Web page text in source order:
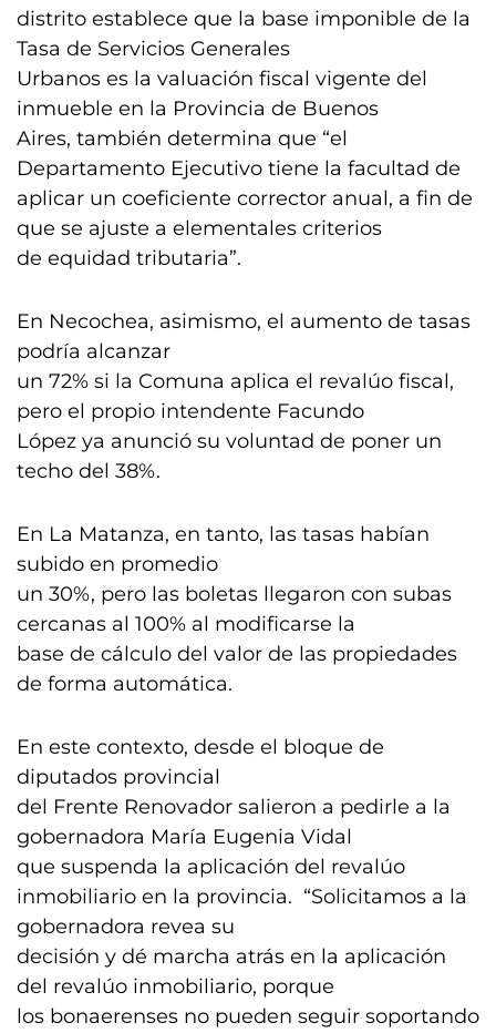
distrito establece que la base imponible de la
Tasa de Servicios Generales
Urbanos es la valuación fiscal vigente del
inmueble en la Provincia de Buenos
Aires, también determina que “el
Departamento Ejecutivo tiene la facultad de
aplicar un coeficiente corrector anual, a fin de
que se ajuste a elementales criterios
de equidad tributaria”.
En Necochea, asimismo, el aumento de tasas
podría alcanzar
un 72% si la Comuna aplica el revalúo fiscal,
pero el propio intendente Facundo
López ya anunció su voluntad de poner un
techo del 38%.
En La Matanza, en tanto, las tasas habían
subido en promedio
un 30%, pero las boletas llegaron con subas
cercanas al 100% al modificarse la
base de cálculo del valor de las propiedades
de forma automática.
En este contexto, desde el bloque de
diputados provincial
del Frente Renovador salieron a pedirle a la
gobernadora María Eugenia Vidal
que suspenda la aplicación del revalúo
inmobiliario en la provincia. “Solicitamos a la
gobernadora revea su
decisión y dé marcha atrás en la aplicación
del revalúo inmobiliario, porque
los bonaerenses no pueden seguir soportando